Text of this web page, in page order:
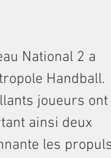
National 2 a
Handball.
joueurs ont
ainsi deux
les